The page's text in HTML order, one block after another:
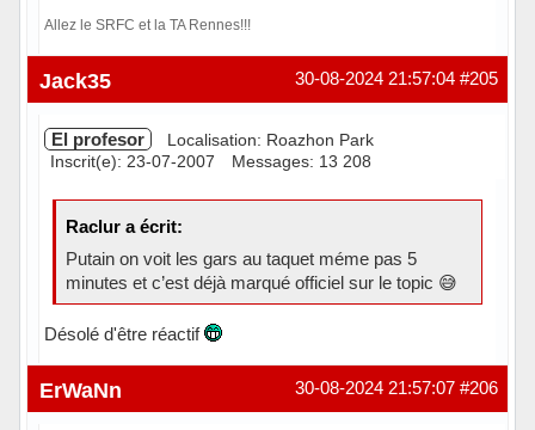
Allez le SRFC et la TA Rennes!!!
Hors ligne #205
30-08-2024 21:57:04
Jack35
El profesor
Localisation: Roazhon Park
Inscrit(e): 23-07-2007
Messages: 13 208
Raclur a écrit:
Putain on voit les gars au taquet méme pas 5
minutes et c’est déjà marqué officiel sur le topic 😅
Désolé d'être réactif
Hors ligne #206
30-08-2024 21:57:07
ErWaNn